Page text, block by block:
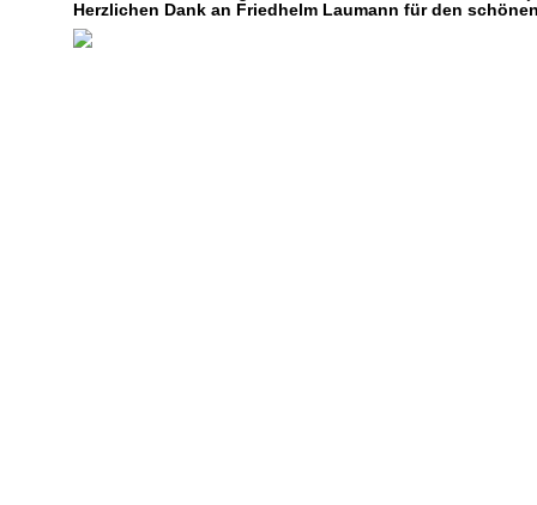
Herzlichen Dank an Friedhelm Laumann für den